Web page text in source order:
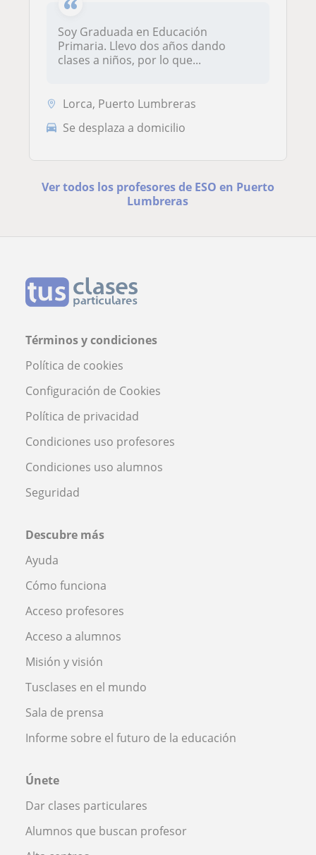
Soy Graduada en Educación
Primaria. Llevo dos años dando
clases a niños, por lo que...
Lorca, Puerto Lumbreras
Se desplaza a domicilio
Ver todos los profesores de ESO en Puerto
Lumbreras
Términos y condiciones
Política de cookies
Configuración de Cookies
Política de privacidad
Condiciones uso profesores
Condiciones uso alumnos
Seguridad
Descubre más
Ayuda
Cómo funciona
Acceso profesores
Acceso a alumnos
Misión y visión
Tusclases en el mundo
Sala de prensa
Informe sobre el futuro de la educación
Únete
Dar clases particulares
Alumnos que buscan profesor